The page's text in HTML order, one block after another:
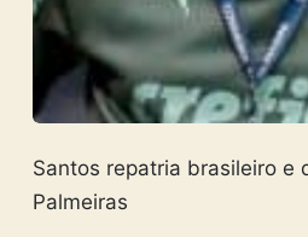
Santos repatria brasileiro e
Palmeiras